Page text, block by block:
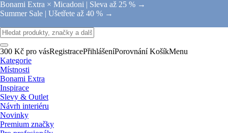
Bonami Extra × Micadoni | Sleva až 25 % →
Summer Sale | Ušetřete až 40 % →
300 Kč pro vásRegistracePřihlášeníPorovnání KošíkMenu
Kategorie
Místnosti
Bonami Extra
Inspirace
Slevy & Outlet
Návrh interiéru
Novinky
Premium značky